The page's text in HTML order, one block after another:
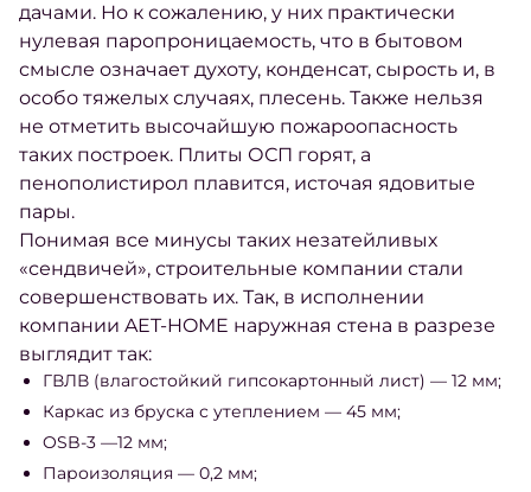
дачами. Но к сожалению, у них практически
нулевая паропроницаемость, что в бытовом
смысле означает духоту, конденсат, сырость и, в
особо тяжелых случаях, плесень. Также нельзя
не отметить высочайшую пожароопасность
таких построек. Плиты ОСП горят, а
пенополистирол плавится, источая ядовитые
пары.
Понимая все минусы таких незатейливых
«сендвичей», строительные компании стали
совершенствовать их. Так, в исполнении
компании AET-HOME наружная стена в разрезе
выглядит так:
ГВЛВ (влагостойкий гипсокартонный лист) — 12 мм;
Каркас из бруска с утеплением — 45 мм;
OSB-3 —12 мм;
Пароизоляция — 0,2 мм;